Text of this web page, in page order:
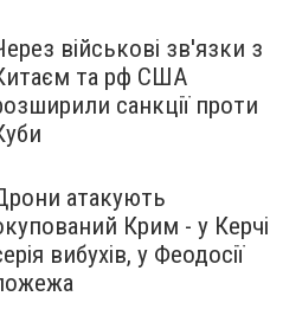
військові зв'язки з
та рф США
санкції проти
атакують
Крим - у Керчі
вибухів, у Феодосії